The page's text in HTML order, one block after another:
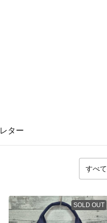
レター
SOLD OUT